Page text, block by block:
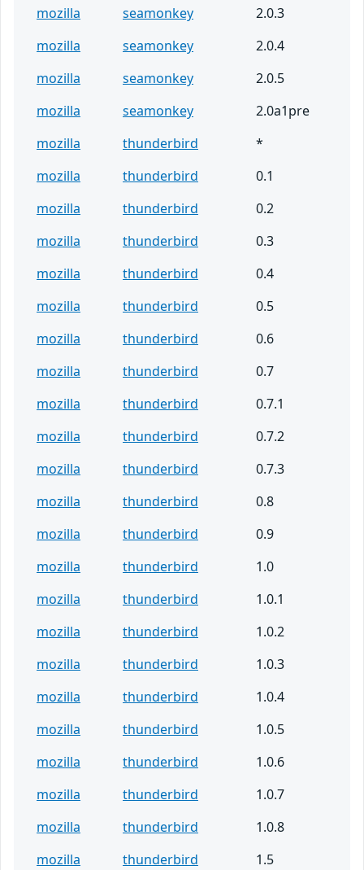
mozilla
seamonkey
2.0.3
mozilla
seamonkey
2.0.4
mozilla
seamonkey
2.0.5
mozilla
seamonkey
2.0a1pre
mozilla
thunderbird
*
mozilla
thunderbird
0.1
mozilla
thunderbird
0.2
mozilla
thunderbird
0.3
mozilla
thunderbird
0.4
mozilla
thunderbird
0.5
mozilla
thunderbird
0.6
mozilla
thunderbird
0.7
mozilla
thunderbird
0.7.1
mozilla
thunderbird
0.7.2
mozilla
thunderbird
0.7.3
mozilla
thunderbird
0.8
mozilla
thunderbird
0.9
mozilla
thunderbird
1.0
mozilla
thunderbird
1.0.1
mozilla
thunderbird
1.0.2
mozilla
thunderbird
1.0.3
mozilla
thunderbird
1.0.4
mozilla
thunderbird
1.0.5
mozilla
thunderbird
1.0.6
mozilla
thunderbird
1.0.7
mozilla
thunderbird
1.0.8
mozilla
thunderbird
1.5